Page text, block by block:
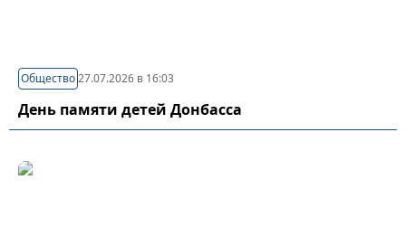
Общество27.07.2026 в 16:03
День памяти детей Донбасса